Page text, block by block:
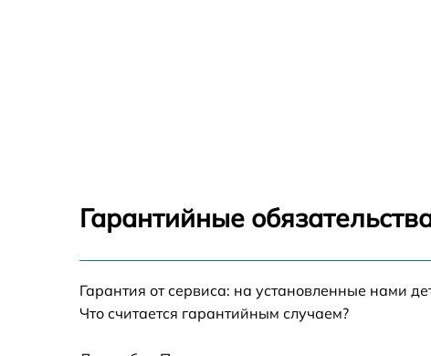
Гарантийные
Гарантия от сервиса: на установленные нами
Что считается гарантийным случаем?